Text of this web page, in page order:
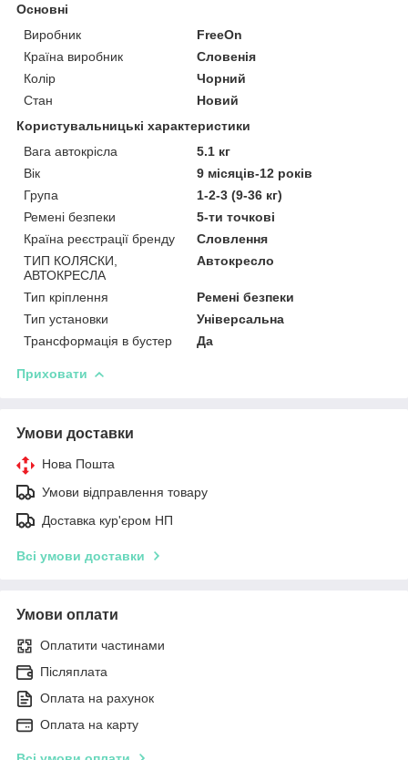
Основні
Виробник
FreeOn
Країна виробник
Словенія
Колір
Чорний
Стан
Новий
Користувальницькі характеристики
Вага автокрісла
5.1 кг
Вік
9 місяців-12 років
Група
1-2-3 (9-36 кг)
Ремені безпеки
5-ти точкові
Країна реєстрації бренду
Словлення
ТИП КОЛЯСКИ,
АВТОКРЕСЛА
Автокресло
Тип кріплення
Ремені безпеки
Тип установки
Універсальна
Трансформація в бустер
Да
Приховати
Умови доставки
Нова Пошта
Умови відправлення товару
Доставка кур'єром НП
Всі умови доставки
Умови оплати
Оплатити частинами
Післяплата
Оплата на рахунок
Оплата на карту